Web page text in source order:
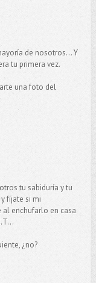
de nosotros... Y
tu primera vez.
una foto del
tu sabiduría y tu
fíjate si mi
al enchufarlo en casa
¿no?